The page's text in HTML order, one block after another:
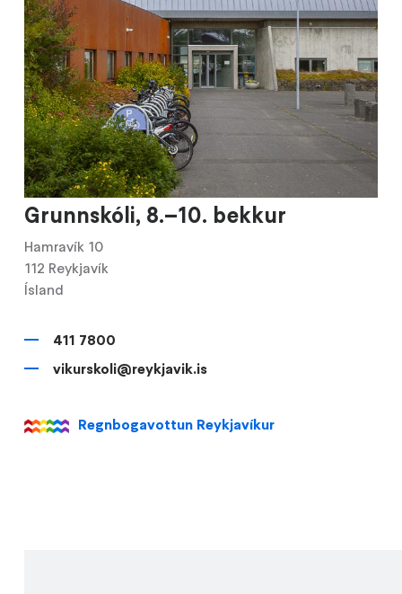
Grunnskóli, 8.–10. bekkur
Hamravík 10
112 Reykjavík
Ísland
411 7800
vikurskoli@reykjavik.is
Regnbogavottun Reykjavíkur